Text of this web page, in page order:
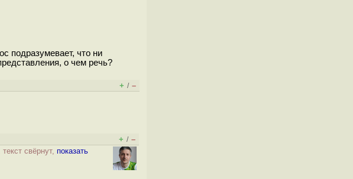
подразумевает, что ни
о чем речь?
+ / –
+ / –
текст свёрнут, показать